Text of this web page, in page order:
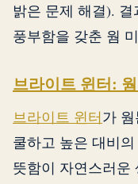
밝은 문제 해결).
풍부함을 갖춘 웜
브라이트 윈터:
브라이트 윈터가
쿨하고 높은 대비
뜻함이 자연스러운